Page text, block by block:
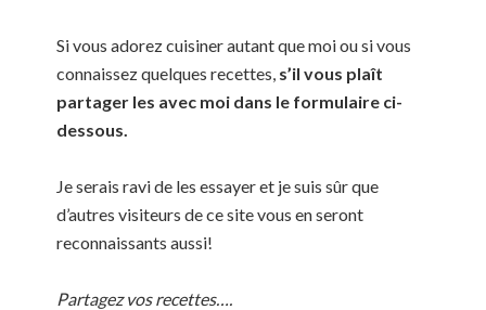
Si vous adorez cuisiner autant que moi ou si vous
connaissez quelques recettes, s’il vous plaît
partager les avec moi dans le formulaire ci-
dessous.
Je serais ravi de les essayer et je suis sûr que
d’autres visiteurs de ce site vous en seront
reconnaissants aussi!
Partagez vos recettes….